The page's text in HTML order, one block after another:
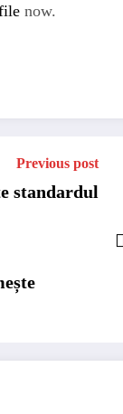
now.
Previous post
standardul